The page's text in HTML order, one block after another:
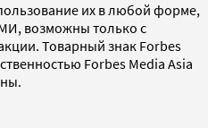
их в любой форме,
возможны только с
Товарный знак Forbes
Forbes Media Asia